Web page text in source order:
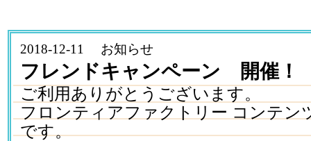
2018-12-11 お知らせ
フレンドキャンペーン 開催！
ご利用ありがとうございます。
フロンティアファクトリー コンテン
です。